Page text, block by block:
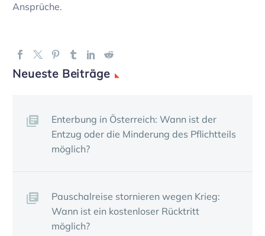
Ansprüche.
Neueste Beiträge
Enter­bung in Öster­reich: Wann ist der
Entzug oder die Minde­rung des Pflicht­teils
möglich?
Pauschal­reise stor­nieren wegen Krieg:
Wann ist ein kosten­loser Rück­tritt
möglich?